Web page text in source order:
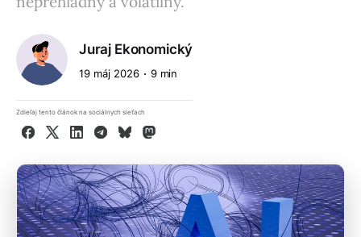
Juraj Ekonomický
19 máj 2026 9 min
Zdieľaj tento článok na sociálnych sieťach
Facebook
X LinkedInTelegram
BlueskyMastodon